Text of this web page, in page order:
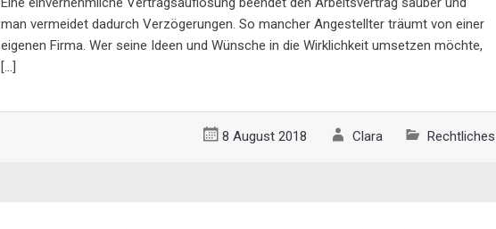
man vermeidet dadurch Verzögerungen. So mancher Angestellter träumt von einer
eigenen Firma. Wer seine Ideen und Wünsche in die Wirklichkeit umsetzen möchte,
[…]
8 August 2018 Clara Rechtliches